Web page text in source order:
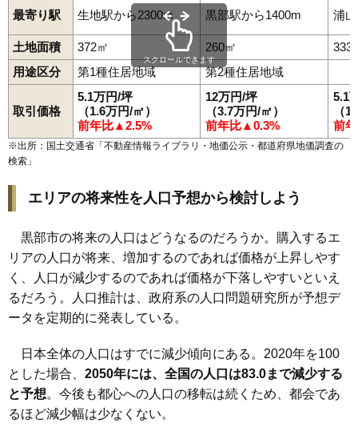
最寄り駅 生地駅から2300m 黒部駅から1400m 浦
土地面積 372㎡ 260㎡
333
用途区分
第1種住居地域 第2種住居地域
取引価格
5.1万円/坪
（1.6万円/㎡）
前年比▲2.5%
12万円/坪
（3.7万円/㎡）
前年比▲0.3%
5.1
（
前
スクロールできます
※出所：国土交通省「不動産情報ライブラリ・地価公示・都道府県地価調査の
検索 」
エリアの将来性を人口予想から検討しよう
黒部市の将来の人口はどうなるのだろうか。購入するエ
リアの人口が将来、増加するのであれば価格が上昇しやす
く、人口が減少するのであれば価格が下落しやすいといえ
るだろう。人口推計は、政府系の人口問題研究所が予想デ
ータを定期的に発表している。
日本全体の人口はすでに減少傾向にある。2020年を100
とした場合、 2050年には、全国の人口は83.0まで減少する
と予想。今後も都心への人口の移転は続くため、都会であ
るほど減少幅は少なくない。